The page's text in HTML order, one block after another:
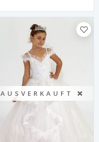
AUSVERKAUFT ❌